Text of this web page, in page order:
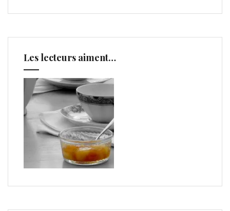
Les lecteurs aiment…